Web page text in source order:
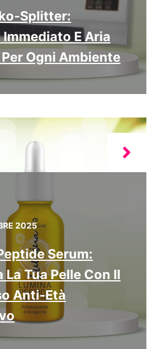
Splitter:
E Aria
Ogni Ambiente
2025
Serum:
La Tua Pelle Con Il
Anti-Età